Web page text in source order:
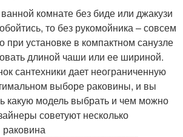
комнате без биде или джакузи
то без рукомойника – совсем
при установке в компактном санузле
длиной чаши или ее шириной.
сантехники дает неограниченную
выборе раковины, и вы
какую модель выбрать и чем можно
советуют несколько
раковина